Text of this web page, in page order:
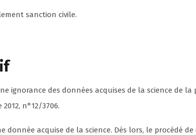
sanction civile.
ignorance des données acquises de la science de
2012, n°12/3706.
donnée acquise de la science. Dès lors, le procédé